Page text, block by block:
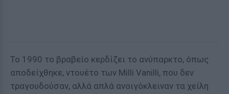
To 1990 το βραβείο κερδίζει το ανύπαρκτο, όπως
αποδείχθηκε, ντουέτο των Milli Vanilli, που δεν
τραγουδούσαν, αλλά απλά ανοιγόκλειναν τα χείλη